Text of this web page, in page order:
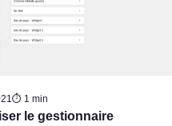
⏱ 1 min
le gestionnaire